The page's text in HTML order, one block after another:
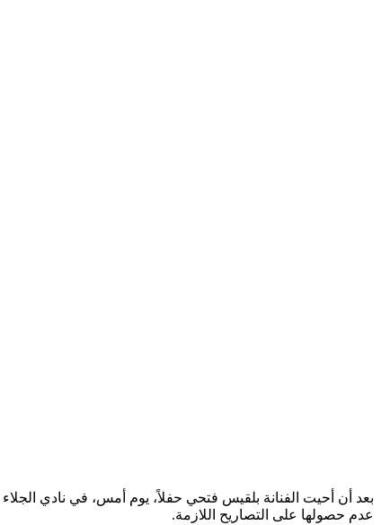
بعد أن أحيت الفنانة بلقيس فتحي حفلاً، يوم أمس، في نادي
عدم حصولها على التصاريح اللازمة.